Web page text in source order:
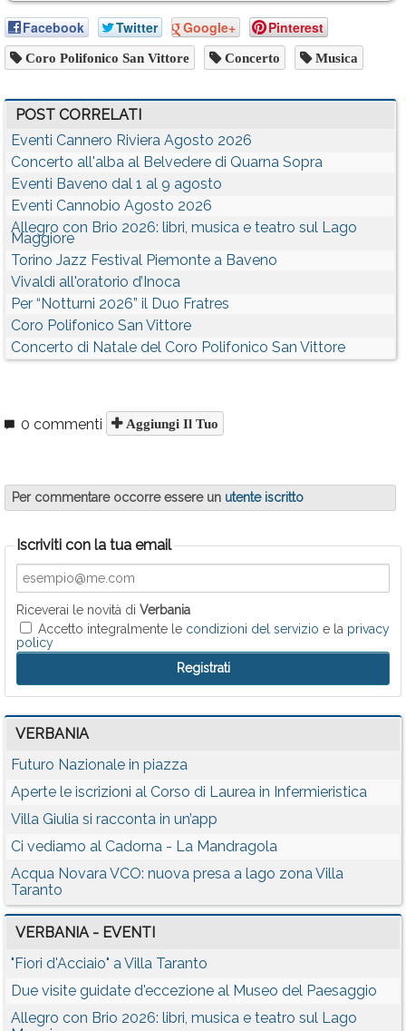
Facebook Twitter Google+ Pinterest
Coro Polifonico San Vittore Concerto Musica
POST CORRELATI
Eventi Cannero Riviera Agosto 2026
Concerto all'alba al Belvedere di Quarna Sopra
Eventi Baveno dal 1 al 9 agosto
Eventi Cannobio Agosto 2026
Allegro con Brio 2026: libri, musica e teatro sul Lago
Maggiore
Torino Jazz Festival Piemonte a Baveno
Vivaldi all'oratorio d’Inoca
Per “Notturni 2026” il Duo Fratres
Coro Polifonico San Vittore
Concerto di Natale del Coro Polifonico San Vittore
0 commenti Aggiungi Il Tuo
Per commentare occorre essere un utente iscritto
Iscriviti con la tua email
Riceverai le novità di Verbania
Accetto integralmente le condizioni del servizio e la privacy
policy
VERBANIA
Futuro Nazionale in piazza
Aperte le iscrizioni al Corso di Laurea in Infermieristica
Villa Giulia si racconta in un’app
Ci vediamo al Cadorna - La Mandragola
Acqua Novara VCO: nuova presa a lago zona Villa
Taranto
VERBANIA - EVENTI
"Fiori d'Acciaio" a Villa Taranto
Due visite guidate d'eccezione al Museo del Paesaggio
Allegro con Brio 2026: libri, musica e teatro sul Lago